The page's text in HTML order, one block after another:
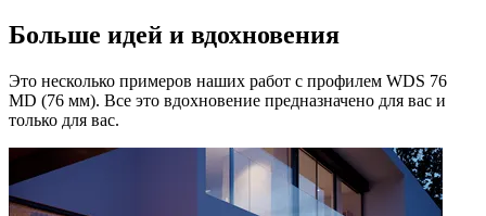
Больше идей и вдохновения
Это несколько примеров наших работ с профилем WDS 76
MD (76 мм). Все это вдохновение предназначено для вас и
только для вас.